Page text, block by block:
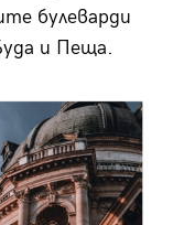
булеварди
и Пеща.